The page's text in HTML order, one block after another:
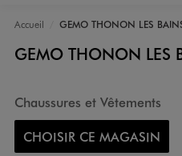
Accueil GEMO THONON LES
GEMO THONON LES
Chaussures et Vêtements
CHOISIR CE MAGASIN